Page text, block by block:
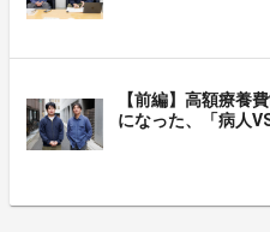
【前編】高額療養
になった、「病人